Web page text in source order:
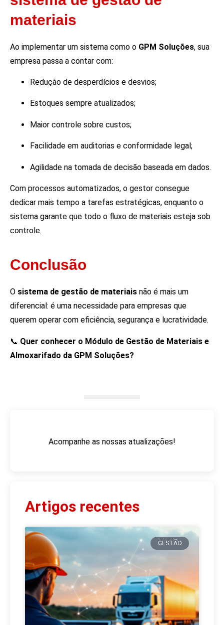
materiais
Ao implementar um sistema como o GPM Soluções, sua
empresa passa a contar com:
Redução de desperdícios e desvios;
Estoques sempre atualizados;
Maior controle sobre custos;
Facilidade em auditorias e conformidade legal;
Agilidade na tomada de decisão baseada em dados.
Com processos automatizados, o gestor consegue
dedicar mais tempo a tarefas estratégicas, enquanto o
sistema garante que todo o fluxo de materiais esteja sob
controle.
Conclusão
O sistema de gestão de materiais não é mais um
diferencial: é uma necessidade para empresas que
querem operar com eficiência, segurança e lucratividade.
📞 Quer conhecer o Módulo de Gestão de Materiais e
Almoxarifado da GPM Soluções?
Acompanhe as nossas atualizações!
Artigos recentes
GESTÃO